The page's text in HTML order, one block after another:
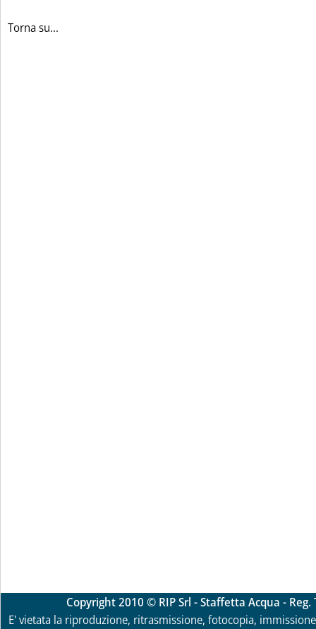
Torna su...
Copyright 2010 © RIP Srl - Staffetta Acqua -
E' vietata la riproduzione, ritrasmissione, fotocopia,